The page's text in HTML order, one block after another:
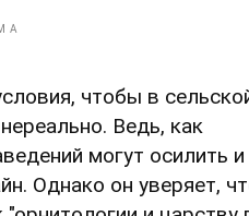
чтобы в
Ведь, как
могут осилить и
Однако он уверяет,